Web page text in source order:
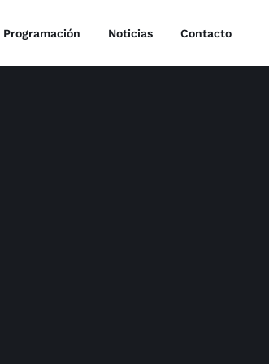
Programación Noticias Contacto